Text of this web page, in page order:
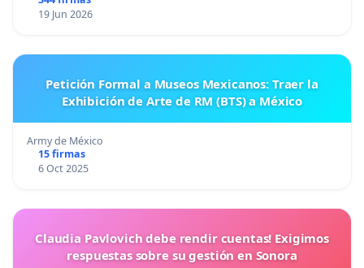
19 Jun 2026
Petición Formal a Museos Mexicanos: Traer la
Exhibición de Arte de RM (BTS) a México
Army de México
15 firmas
6 Oct 2025
Claudia Pavlovich debe rendir cuentas! Exigimos
respuestas sobre su gestión en Sonora